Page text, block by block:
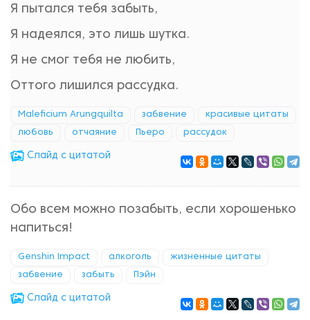
Я пытался тебя забыть,
Я надеялся, это лишь шутка.
Я не смог тебя не любить,
Оттого лишился рассудка.
Maleficium Arungquilta забвение красивые цитаты
любовь отчаяние Пьеро рассудок
Cлайд с цитатой
Обо всем можно позабыть, если хорошенько
напиться!
Genshin Impact алкоголь жизненные цитаты
забвение забыть Пэйн
Cлайд с цитатой